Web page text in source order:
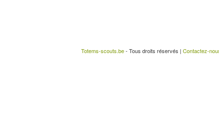
Totems-scouts.be- Tous droits réservés | Contactez-